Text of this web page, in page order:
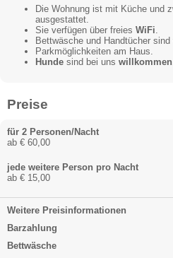
Die Wohnung ist mit Küche und
ausgestattet.
Sie verfügen über freies WiFi
Bettwäsche und Handtücher sind
Parkmöglichkeiten am Haus.
Hunde sind bei uns willkommen
Preise
für 2 Personen/Nacht
ab € 60,00
jede weitere Person pro Nacht
ab € 15,00
Weitere Preisinformationen
Barzahlung
Bettwäsche